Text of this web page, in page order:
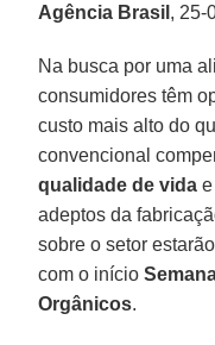
Agência Brasil , 25-
Na busca por uma
consumidores têm
custo mais alto do
convencional
qualidade de vida
adeptos da
sobre o setor
com o início
Orgânicos.